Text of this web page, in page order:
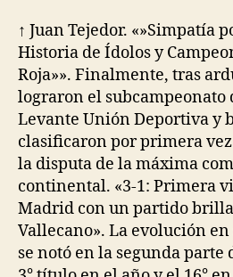
↑ Juan Tejedor. «»Simpatía
Historia de Ídolos y
Roja»». Finalmente, tras
lograron el subcampeonato
Levante Unión Deportiva y
clasificaron por primera
la disputa de la máxima
continental. «3-1: Primera
Madrid con un partido
Vallecano». La evolución
se notó en la segunda parte